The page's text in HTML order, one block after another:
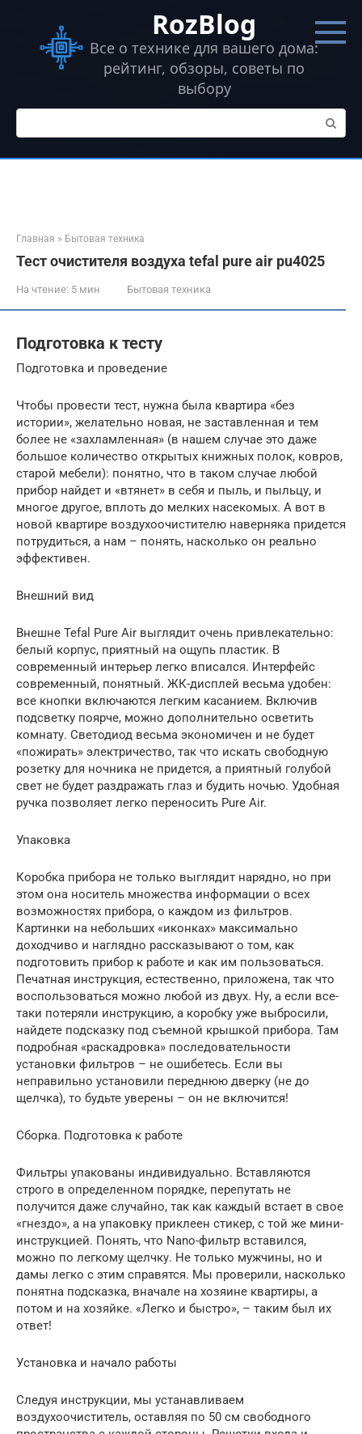
контенту
RozBlog
Все о технике для вашего дома:
рейтинг, обзоры, советы по
выбору
Поиск:
Главная » Бытовая техника
Тест очистителя воздуха tefal pure air pu4025
На чтение: 5 мин Бытовая техника
Подготовка к тесту
Подготовка и проведение
Чтобы провести тест, нужна была квартира «без
истории», желательно новая, не заставленная и тем
более не «захламленная» (в нашем случае это даже
большое количество открытых книжных полок, ковров,
старой мебели): понятно, что в таком случае любой
прибор найдет и «втянет» в себя и пыль, и пыльцу, и
многое другое, вплоть до мелких насекомых. А вот в
новой квартире воздухоочистителю наверняка придется
потрудиться, а нам – понять, насколько он реально
эффективен.
Внешний вид
Внешне Tefal Pure Air выглядит очень привлекательно:
белый корпус, приятный на ощупь пластик. В
современный интерьер легко вписался. Интерфейс
современный, понятный. ЖК-дисплей весьма удобен:
все кнопки включаются легким касанием. Включив
подсветку поярче, можно дополнительно осветить
комнату. Светодиод весьма экономичен и не будет
«пожирать» электричество, так что искать свободную
розетку для ночника не придется, а приятный голубой
свет не будет раздражать глаз и будить ночью. Удобная
ручка позволяет легко переносить Pure Air.
Упаковка
Коробка прибора не только выглядит нарядно, но при
этом она носитель множества информации о всех
возможностях прибора, о каждом из фильтров.
Картинки на небольших «иконках» максимально
доходчиво и наглядно рассказывают о том, как
подготовить прибор к работе и как им пользоваться.
Печатная инструкция, естественно, приложена, так что
воспользоваться можно любой из двух. Ну, а если все-
таки потеряли инструкцию, а коробку уже выбросили,
найдете подсказку под съемной крышкой прибора. Там
подробная «раскадровка» последовательности
установки фильтров – не ошибетесь. Если вы
неправильно установили переднюю дверку (не до
щелчка), то будьте уверены – он не включится!
Сборка. Подготовка к работе
Фильтры упакованы индивидуально. Вставляются
строго в определенном порядке, перепутать не
получится даже случайно, так как каждый встает в свое
«гнездо», а на упаковку приклеен стикер, с той же мини-
инструкцией. Понять, что Nano-фильтр вставился,
можно по легкому щелчку. Не только мужчины, но и
дамы легко с этим справятся. Мы проверили, насколько
понятна подсказка, вначале на хозяине квартиры, а
потом и на хозяйке. «Легко и быстро», – таким был их
ответ!
Установка и начало работы
Следуя инструкции, мы устанавливаем
воздухоочиститель, оставляя по 50 см свободного